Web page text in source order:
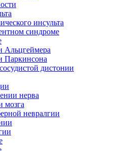
инсульта
синдроме
Альцгеймера
Паркинсона
дистонии
нерва
мозга
невралгии